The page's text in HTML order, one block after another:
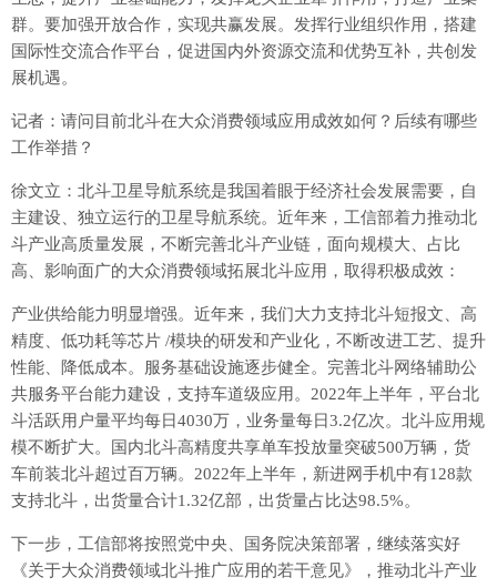
群。要加强开放合作，实现共赢发展。发挥行业组织作用，搭建
国际性交流合作平台，促进国内外资源交流和优势互补，共创发
展机遇。
记者：请问目前北斗在大众消费领域应用成效如何？后续有哪些
工作举措？
徐文立：北斗卫星导航系统是我国着眼于经济社会发展需要，自
主建设、独立运行的卫星导航系统。近年来，工信部着力推动北
斗产业高质量发展，不断完善北斗产业链，面向规模大、占比
高、影响面广的大众消费领域拓展北斗应用，取得积极成效：
产业供给能力明显增强。近年来，我们大力支持北斗短报文、高
精度、低功耗等芯片 /模块的研发和产业化，不断改进工艺、提升
性能、降低成本。服务基础设施逐步健全。完善北斗网络辅助公
共服务平台能力建设，支持车道级应用。2022年上半年，平台北
斗活跃用户量平均每日4030万，业务量每日3.2亿次。北斗应用规
模不断扩大。国内北斗高精度共享单车投放量突破500万辆，货
车前装北斗超过百万辆。2022年上半年，新进网手机中有128款
支持北斗，出货量合计1.32亿部，出货量占比达98.5%。
下一步，工信部将按照党中央、国务院决策部署，继续落实好
《关于大众消费领域北斗推广应用的若干意见》，推动北斗产业